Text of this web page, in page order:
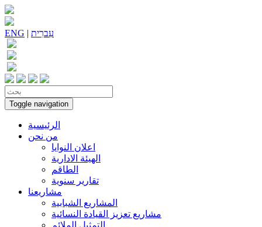
ENG | עִברִית
Toggle navigation
الرئيسية
من نحن
اعلان النوايا
الهيئة الادارية
الطاقم
تقارير سنوية
مشاريعنا
المشاريع الشبابية
مشاريع تعزيز القيادة النسائية
التمثيل الملائم